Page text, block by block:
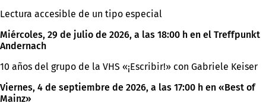
Lectura accesible de un tipo especial
Miércoles, 29 de julio de 2026, a las 18:00 h en el Treffpunkt
Andernach
10 años del grupo de la VHS «¡Escribir!» con Gabriele Keiser
Viernes, 4 de septiembre de 2026, a las 17:00 h en «Best of
Mainz»